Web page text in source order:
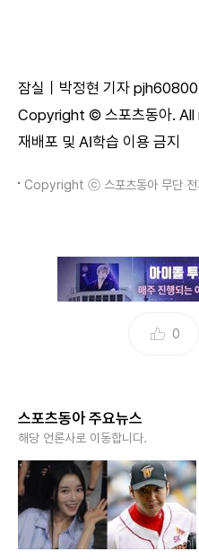
잠실｜박정현 기자
Copyright © 스포츠동아. All
재배포 및 AI학습 이용 금지
Copyright ⓒ 스포츠동아 무단 전
0
스포츠동아 주요뉴스
해당 언론사로 이동합니다.